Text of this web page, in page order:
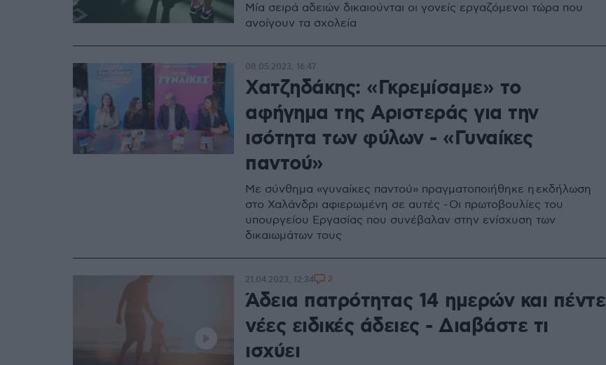
Μία σειρά αδειών δικαιούνται οι γονείς εργαζόμενοι τώρα που
ανοίγουν τα σχολεία
Χατζηδάκης: «Γκρεμίσαμε» το
αφήγημα της Αριστεράς για την
ισότητα των φύλων - «Γυναίκες
παντού»
Με σύνθημα «γυναίκες παντού» πραγματοποιήθηκε η εκδήλωση
στο Χαλάνδρι αφιερωμένη σε αυτές - Οι πρωτοβουλίες του
υπουργείου Εργασίας που συνέβαλαν στην ενίσχυση των
δικαιωμάτων τους
08.05.2023, 16:47
Άδεια πατρότητας 14 ηµερών και πέντε
νέες ειδικές άδειες - Διαβάστε τι
ισχύει
21.04.2023, 12:34 2